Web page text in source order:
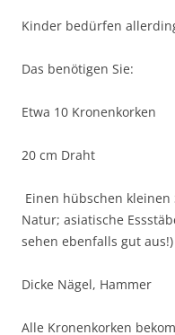
Kinder bedürfen
Das benötigen Sie:
Etwa 10 Kronenkorken
20 cm Draht
Einen hübschen kleinen
Natur; asiatische
sehen ebenfalls gut aus!)
Dicke Nägel, Hammer
Alle Kronenkorken